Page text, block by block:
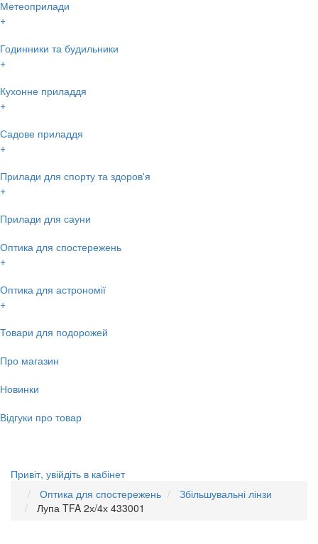
Метеоприлади
+
Годинники та будильники
+
Кухонне приладдя
+
Садове приладдя
+
Прилади для спорту та здоров'я
+
Прилади для сауни
Оптика для спостережень
+
Оптика для астрономії
+
Товари для подорожей
Про магазин
Новинки
Відгуки про товар
Привіт, увійдіть в кабінет
Оптика для спостережень
Збільшувальні лінзи
Лупа TFA 2х/4х 433001